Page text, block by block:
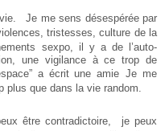
Je me sens désespérée par
tristesses, culture de la
sexpo, il y a de l’auto-
une vigilance à ce trop de
a écrit une amie Je me
plus que dans la vie random.
être contradictoire, je peux